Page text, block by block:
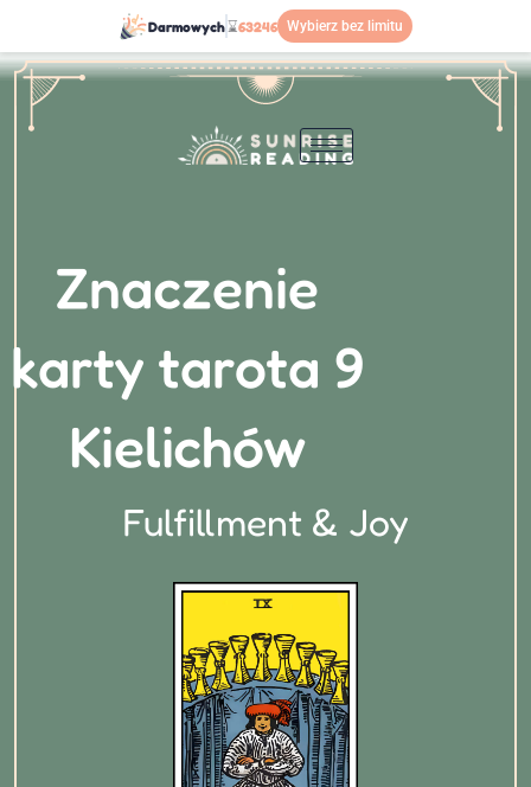
Darmowych⌛63246 Wybierz bez limitu
treści
Znaczenie
karty tarota 9
Kielichów
Fulfillment & Joy